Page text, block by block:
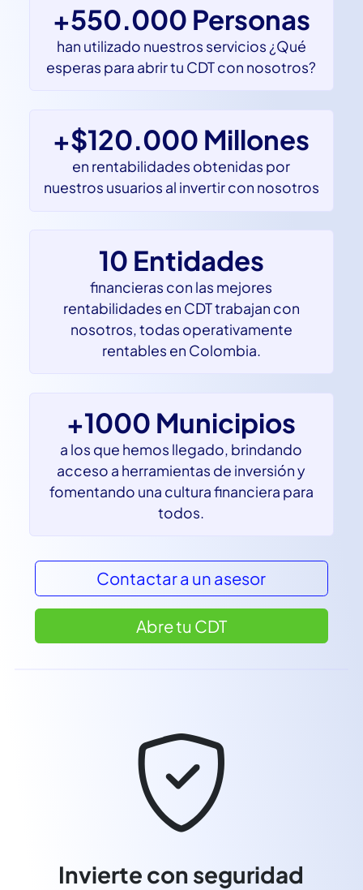
+550.000 Personas
han utilizado nuestros servicios ¿Qué
+$120.000 Millones
10 Entidades
financieras con las mejores
rentabilidades en CDT trabajan con
+1000 Municipios
a los que hemos llegado, brindando
acceso a herramientas de inversión y
todos.
Contactar a un asesor